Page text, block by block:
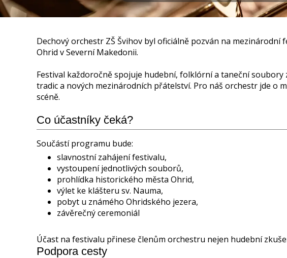
Dechový orchestr ZŠ Švihov byl oficiálně pozván na mezinárodní
Ohrid v Severní Makedonii.
Festival každoročně spojuje hudební, folklórní a taneční
tradic a nových mezinárodních přátelství. Pro náš orchestr jde
scéně.
Co účastníky čeká?
Součástí programu bude:
slavnostní zahájení festivalu,
vystoupení jednotlivých souborů,
prohlídka historického města Ohrid,
výlet ke klášteru sv. Nauma,
pobyt u známého Ohridského jezera,
závěrečný ceremoniál
Účast na festivalu přinese členům orchestru nejen hudební
Podpora cesty